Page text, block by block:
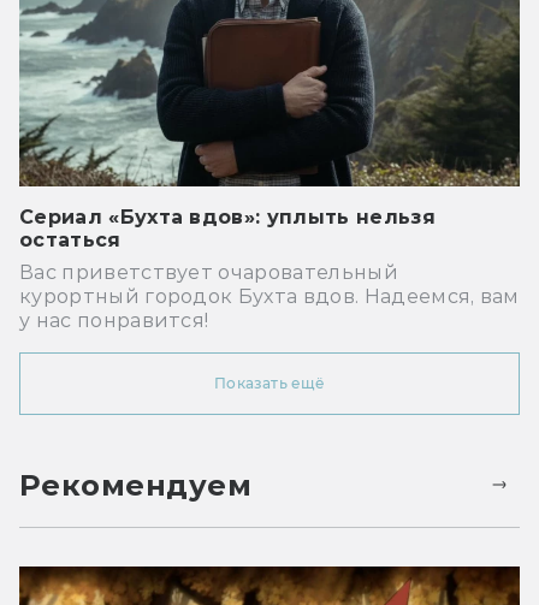
Сериал «Бухта вдов»: уплыть нельзя
остаться
Вас приветствует очаровательный
курортный городок Бухта вдов. Надеемся, вам
у нас понравится!
Показать ещё
Рекомендуем